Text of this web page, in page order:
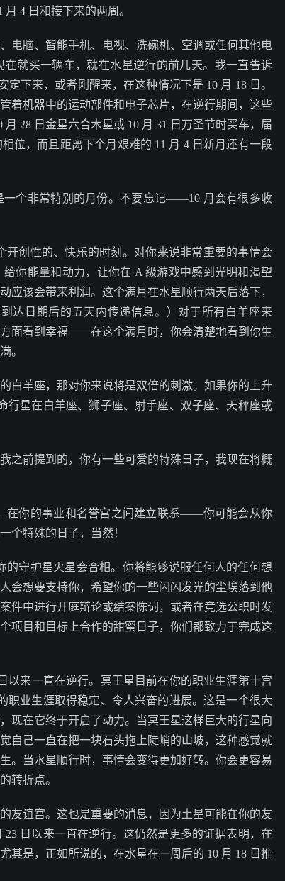
4 日和接下来的两周。
电脑、智能手机、电视、洗碗机、空调或任何其他电
就买一辆车，就在水星逆行的前几天。我一直告诉
下来，或者刚醒来，在这种情况下是 10 月 18 日。
着机器中的运动部件和电子芯片，在逆行期间，这些
28 日金星六合木星或 10 月 31 日万圣节时买车，届
位，而且距离下个月艰难的 11 月 4 日新月还有一段
一个非常特别的月份。不要忘记——10 月会有很多收
开创性的、快乐的时刻。对你来说非常重要的事情会
你能量和动力，让你在 A 级游戏中感到光明和渴望
应该会带来利润。这个满月在水星顺行两天后落下，
达日期后的五天内传递信息。）对于所有白羊座来
面看到幸福——在这个满月时，你会清楚地看到你生
。
白羊座，那对你来说将是双倍的刺激。如果你的上升
行星在白羊座、狮子座、射手座、双子座、天秤座或
之前提到的，你有一些可爱的特殊日子，我现在将概
在你的事业和名誉宫之间建立联系——你可能会从你
个特殊的日子，当然！
的守护星火星会合相。你将能够说服任何人的任何想
会想要支持你，希望你的一些闪闪发光的尘埃落到他
件中进行开庭辩论或结案陈词，或者在竞选公职时发
项目和目标上合作的甜蜜日子，你们都致力于完成这
以来一直在逆行。冥王星目前在你的职业生涯第十宫
职业生涯取得稳定、令人兴奋的进展。这是一个很大
现在它终于开启了动力。当冥王星这样巨大的行星向
自己一直在把一块石头拖上陡峭的山坡，这种感觉就
当水星顺行时，事情会变得更加好转。你会更容易
转折点。
友谊宫。这也是重要的消息，因为土星可能在你的友
日以来一直在逆行。这仍然是更多的证据表明，在
其是，正如所说的，在水星在一周后的 10 月 18 日推